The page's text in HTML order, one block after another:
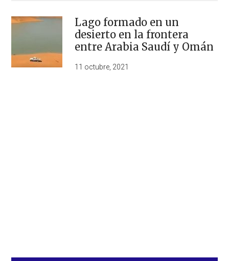
Lago formado en un
desierto en la frontera
entre Arabia Saudí y Omán
11 octubre, 2021